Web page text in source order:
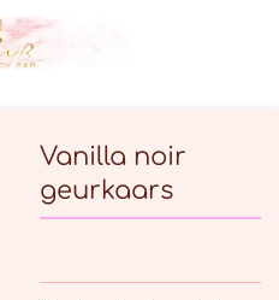
Vanilla noir
geurkaars